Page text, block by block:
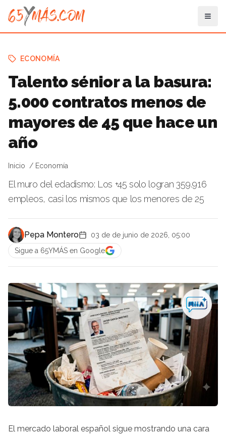
ECONOMÍA
Talento sénior a la basura:
5.000 contratos menos de
mayores de 45 que hace un
año
Inicio Economía
El muro del edadismo: Los +45 solo logran 359.916
empleos, casi los mismos que los menores de 25
Pepa Montero
03 de de junio de 2026, 05:00
Sigue a 65YMÁS en Google
El mercado laboral español sigue mostrando una cara